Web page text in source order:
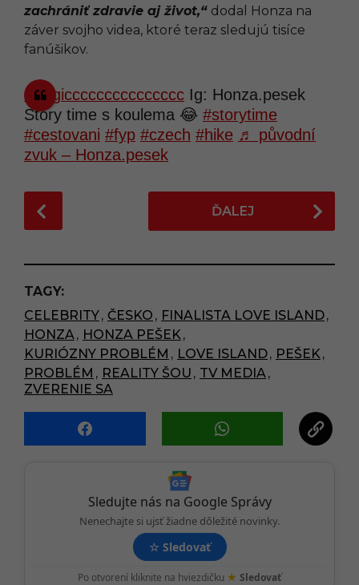
zachrániť zdravie aj život,“ dodal Honza na
záver svojho videa, ktoré teraz sledujú tisíce
fanúšikov.
@logiccccccccccccccc Ig: Honza.pesek
Story time s koulema 😂 #storytime
#cestovani #fyp #czech #hike ♬ původní
zvuk – Honza.pesek
o
t
P
a
g
i
n
a
t
o
ĎALEJ
TAGY:
CELEBRITY, ČESKO , FINALISTA LOVE ISLAND,
HONZA , HONZA PEŠEK ,
KURIÓZNY PROBLÉM , LOVE ISLAND, PEŠEK ,
PROBLÉM , REALITY ŠOU , TV MEDIA ,
ZVERENIE SA
Sledujte nás na Google Správy
Nenechajte si ujsť žiadne dôležité novinky.
☆ Sledovať
Po otvorení kliknite na hviezdičku ★ Sledovať